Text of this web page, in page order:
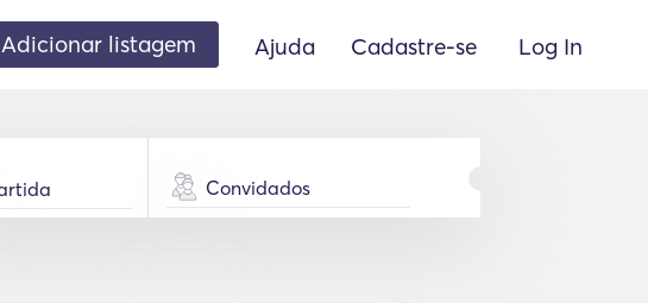
Adicionar listagem Ajuda Cadastre-se Log In
Convidados